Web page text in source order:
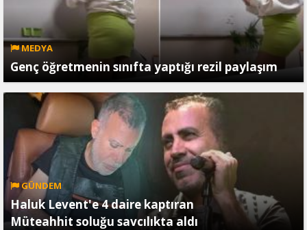
MEDYA
Genç öğretmenin sınıfta yaptığı rezil paylaşım
GÜNDEM
Haluk Levent'e 4 daire kaptıran
Müteahhit soluğu savcılıkta aldı